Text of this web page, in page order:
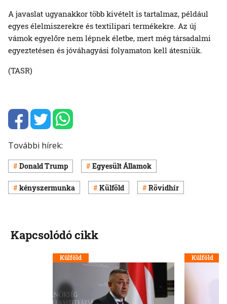
A javaslat ugyanakkor több kivételt is tartalmaz, például
egyes élelmiszerekre és textilipari termékekre. Az új
vámok egyelőre nem lépnek életbe, mert még társadalmi
egyeztetésen és jóváhagyási folyamaton kell átesniük.
(TASR)
További hírek:
Donald Trump Egyesült Államok
kényszermunka Külföld Rövidhír
Kapcsolódó cikk
Külföld Külföld